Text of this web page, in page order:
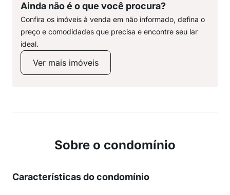
Ainda não é o que você procura?
Confira os imóveis à venda em não informado, defina o
preço e comodidades que precisa e encontre seu lar
ideal.
Ver mais imóveis
Sobre o condomínio
Características do condomínio